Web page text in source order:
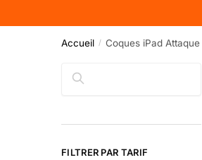
Accueil / Coques iPad
Rechercher
FILTRER PAR TARIF